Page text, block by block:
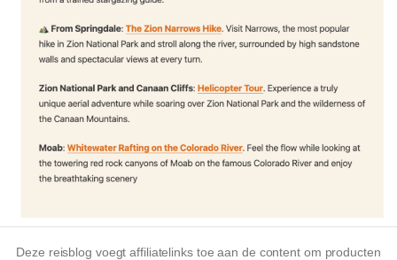
Deze reisblog voegt affiliatelinks toe aan de content om producten